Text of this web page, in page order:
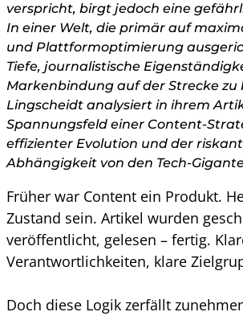
verspricht, birgt jedoch eine
In einer Welt, die primär auf
und Plattformoptimierung
Tiefe, journalistische
Markenbindung auf der Strecke zu
Lingscheidt analysiert in ihrem
Spannungsfeld einer Content-
effizienter Evolution und der
Abhängigkeit von den Tech-
Früher war Content ein Produkt.
Zustand sein. Artikel wurden
veröffentlicht, gelesen – fertig.
Verantwortlichkeiten, klare
Doch diese Logik zerfällt